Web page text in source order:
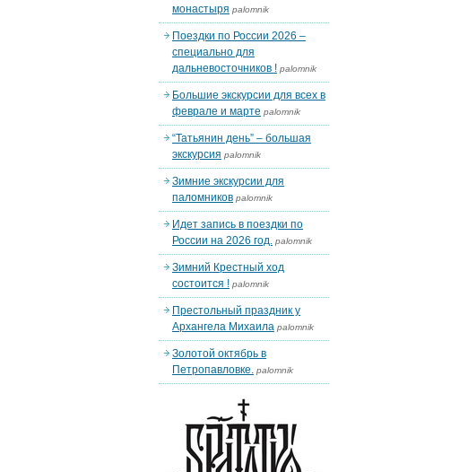
монастыря palomnik
Поездки по России 2026 –
специально для
дальневосточников ! palomnik
Большие экскурсии для всех в
феврале и марте palomnik
“Татьянин день” – большая
экскурсия palomnik
Зимние экскурсии для
паломников palomnik
Идет запись в поездки по
России на 2026 год. palomnik
Зимний Крестный ход
состоится ! palomnik
Престольный праздник у
Архангела Михаила palomnik
Золотой октябрь в
Петропавловке. palomnik